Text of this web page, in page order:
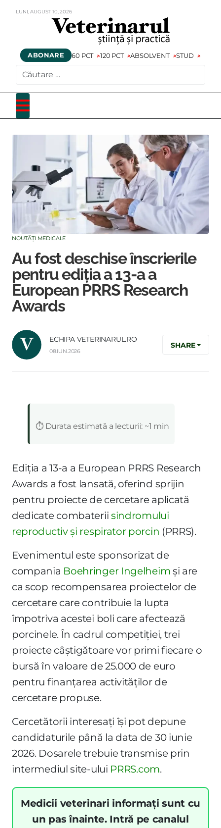
LUNI,AUGUST10,2026
ABONARE 60 PCT 120 PCT ABSOLVENT STUD
NOUTĂȚI MEDICALE
Au fost deschise înscrierile
pentru ediția a 13-a a
European PRRS Research
Awards
ECHIPA VETERINARUL.RO
08.IUN.2026
SHARE
⏱️ Durata estimată a lecturii: ~1 min
Ediția a 13-a a European PRRS Research
Awards a fost lansată, oferind sprijin
pentru proiecte de cercetare aplicată
dedicate combaterii sindromului
reproductiv și respirator porcin (PRRS).
Evenimentul este sponsorizat de
compania Boehringer Ingelheim și are
ca scop recompensarea proiectelor de
cercetare care contribuie la lupta
împotriva acestei boli care afectează
porcinele. În cadrul competiției, trei
proiecte câștigătoare vor primi fiecare o
bursă în valoare de 25.000 de euro
pentru finanțarea activităților de
cercetare propuse.
Cercetătorii interesați își pot depune
candidaturile până la data de 30 iunie
2026. Dosarele trebuie transmise prin
intermediul site-ului PRRS.com.
Medicii veterinari informați sunt cu
un pas înainte. Intră pe canalul